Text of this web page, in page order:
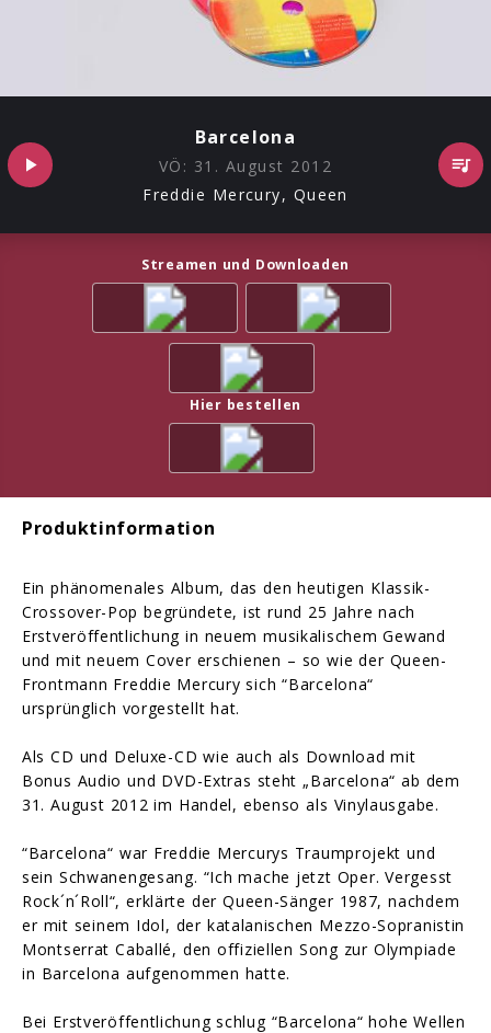
Barcelona
VÖ: 31. August 2012
Freddie Mercury, Queen
Streamen und Downloaden
Hier bestellen
Produktinformation
Ein phänomenales Album, das den heutigen Klassik-
Crossover-Pop begründete, ist rund 25 Jahre nach
Erstveröffentlichung in neuem musikalischem Gewand
und mit neuem Cover erschienen – so wie der Queen-
Frontmann Freddie Mercury sich “Barcelona“
ursprünglich vorgestellt hat.
Als CD und Deluxe-CD wie auch als Download mit
Bonus Audio und DVD-Extras steht „Barcelona“ ab dem
31. August 2012 im Handel, ebenso als Vinylausgabe.
“Barcelona“ war Freddie Mercurys Traumprojekt und
sein Schwanengesang. “Ich mache jetzt Oper. Vergesst
Rock´n´Roll“, erklärte der Queen-Sänger 1987, nachdem
er mit seinem Idol, der katalanischen Mezzo-Sopranistin
Montserrat Caballé, den offiziellen Song zur Olympiade
in Barcelona aufgenommen hatte.
Bei Erstveröffentlichung schlug “Barcelona“ hohe Wellen